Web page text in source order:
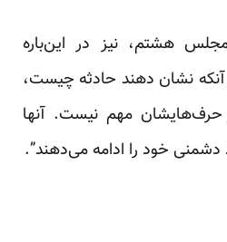
هشتم، نیز در این‌باره
نشان دهند حادثه چیست،
حرف‌هایشان مهم نیست. آنها
خود را ادامه می‌دهند”.